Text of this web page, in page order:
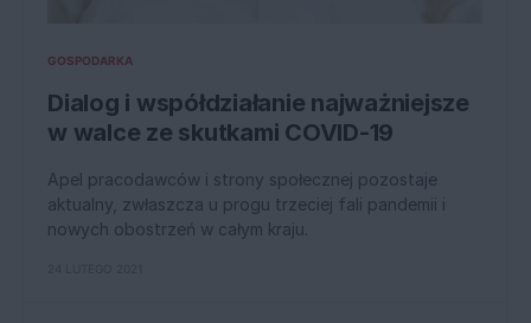
GOSPODARKA
Dialog i współdziałanie najważniejsze
w walce ze skutkami COVID-19
Apel pracodawców i strony społecznej pozostaje
aktualny, zwłaszcza u progu trzeciej fali pandemii i
nowych obostrzeń w całym kraju.